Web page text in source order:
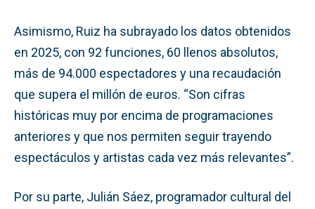
Asimismo, Ruiz ha subrayado los datos obtenidos
en 2025, con 92 funciones, 60 llenos absolutos,
más de 94.000 espectadores y una recaudación
que supera el millón de euros. “Son cifras
históricas muy por encima de programaciones
anteriores y que nos permiten seguir trayendo
espectáculos y artistas cada vez más relevantes”.
Por su parte, Julián Sáez, programador cultural del